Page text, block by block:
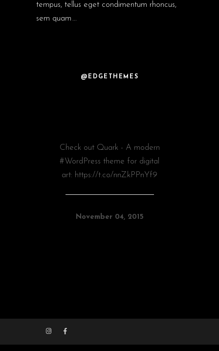
tempus, tellus eget condimentum rhoncus,
sem quam
@EDGETHEMES
Check out Quark - A modern
#WordPress theme for digital
art: https://t.co/nnZkPPnYf9
November 04, 2015